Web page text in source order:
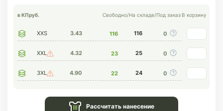
в КПруб. Свободно/На складе/Под заказ В корзину
XXS 3.43 116 116 0
XXL 4.32 23 25 0
3XL 4.90 22 24 0
Рассчитать нанесение